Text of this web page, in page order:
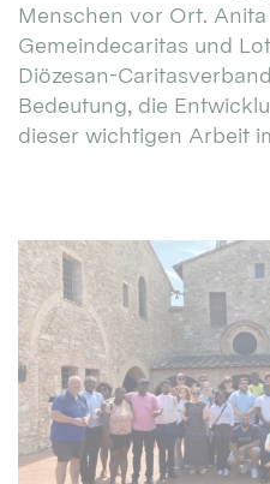
Menschen vor Ort.
Gemeindecaritas und
Diözesan-
Bedeutung, die
dieser wichtigen Arbeit